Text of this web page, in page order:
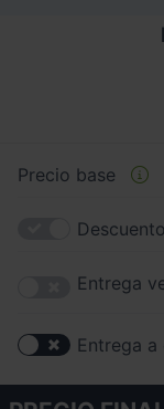
Precio base
Entrega
Entrega